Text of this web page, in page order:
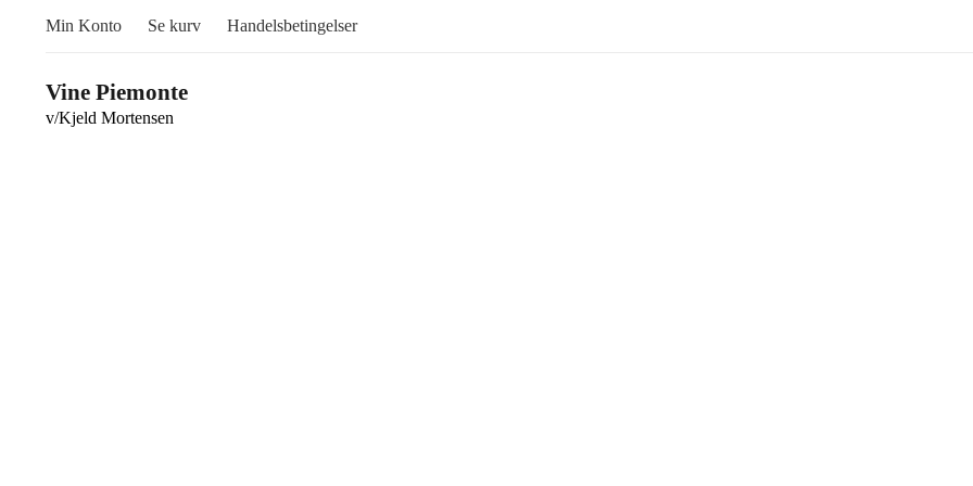
Min Konto Se kurv Handelsbetingelser
Vine Piemonte
v/Kjeld Mortensen